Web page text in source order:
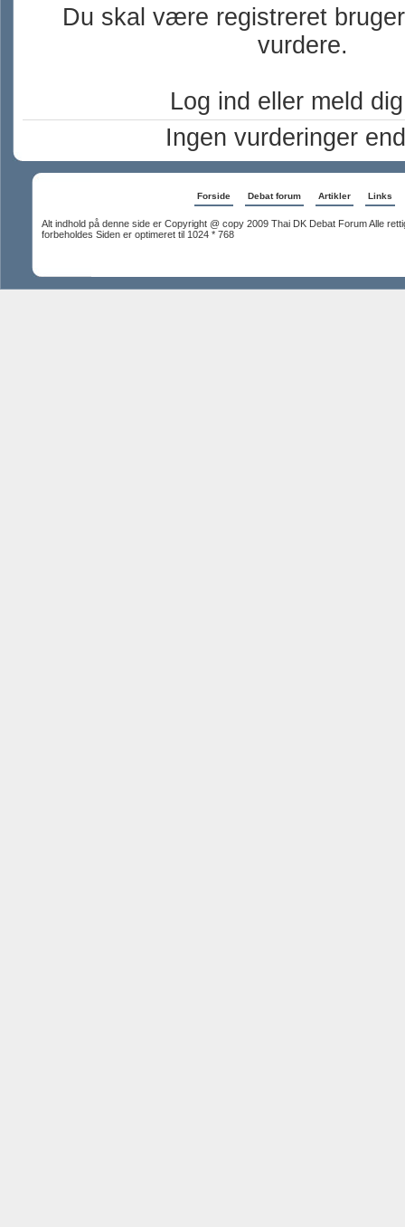
Du skal være registreret
vurdere.
Log ind eller meld
Ingen vurderinger
Forside Debat forum Artikler Links
Alt indhold på denne side er Copyright @ copy 2009 Thai DK Debat Forum Alle
forbeholdes Siden er optimeret til 1024 * 768